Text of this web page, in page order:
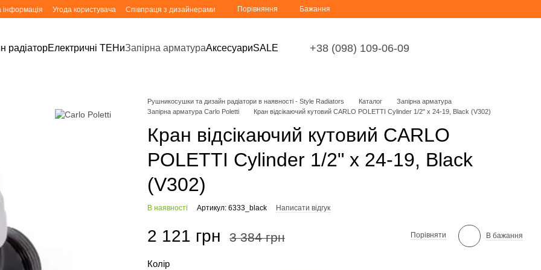
інформація Угода користувача Співпраця з дизайнерами Порівняння Бажання
радіаторЕлектричні ТЕНиЗапірна арматураАксесуариSALE +38 (098) 109-06-09
Рушникосушки та дизайн радіатори в наявності - Style Radiators Каталог
Запірна арматура
Запірна арматура Carlo Poletti
Кран відсікаючий кутовий CARLO POLETTI Cylinder 1/2" x 24-19, Black (V302)
Кран відсікаючий кутовий CARLO
POLETTI Cylinder 1/2" x 24-19, Black
(V302)
В наявності Артикул: 6333_black Написати відгук
2 121 грн 3 384 грн Порівняти В бажання
Колір